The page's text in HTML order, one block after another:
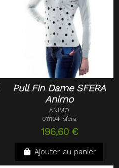
Pull Fin Dame SFERA
Animo
ANIMO
011104-sfera
196,60 €
Ajouter au panier